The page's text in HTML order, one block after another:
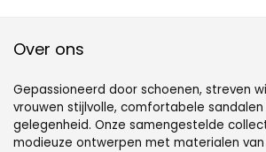
Over ons
Gepassioneerd door schoenen, streven
vrouwen stijlvolle, comfortabele
gelegenheid. Onze samengestelde
modieuze ontwerpen met materialen